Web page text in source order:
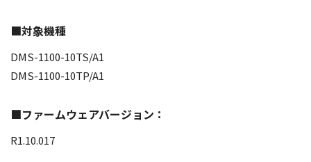
■対象機種
DMS-1100-10TS/A1
DMS-1100-10TP/A1
■ファームウェアバージョン：
R1.10.017